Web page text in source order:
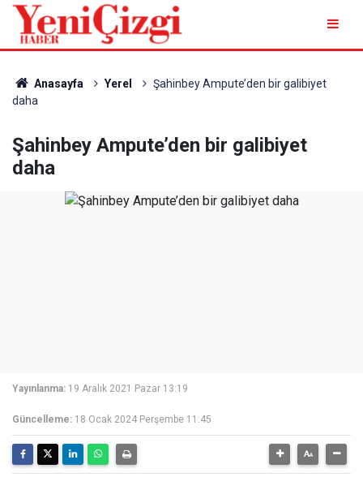
Anasayfa Yerel
Şahinbey Ampute’den bir galibiyet
daha
Şahinbey Ampute’den bir galibiyet
daha
Yayınlanma: 19 Aralık 2021 Pazar 13:19
Güncelleme: 18 Ocak 2024 Perşembe 11:45